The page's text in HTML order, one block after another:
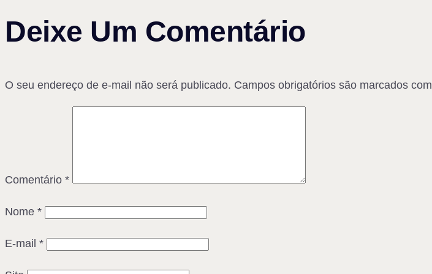
Deixe Um Comentário
O seu endereço de e-mail não será publicado. Campos obrigatórios são marcados com
Comentário *
Nome *
E-mail *